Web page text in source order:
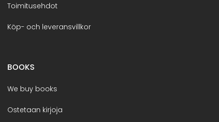
Toimitusehdot
Köp- och leveransvillkor
BOOKS
We buy books
Ostetaan kirjoja